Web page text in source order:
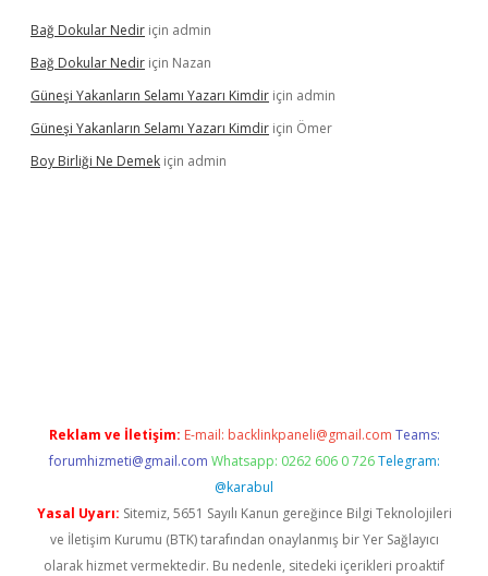
Bağ Dokular Nedir için admin
Bağ Dokular Nedir için Nazan
Güneşi Yakanların Selamı Yazarı Kimdir için admin
Güneşi Yakanların Selamı Yazarı Kimdir için Ömer
Boy Birliği Ne Demek için admin
Reklam ve İletişim: E-mail: backlinkpaneli@gmail.com Teams:
forumhizmeti@gmail.com Whatsapp: 0262 606 0 726 Telegram:
@karabul
Yasal Uyarı: Sitemiz, 5651 Sayılı Kanun gereğince Bilgi Teknolojileri
ve İletişim Kurumu (BTK) tarafından onaylanmış bir Yer Sağlayıcı
olarak hizmet vermektedir. Bu nedenle, sitedeki içerikleri proaktif